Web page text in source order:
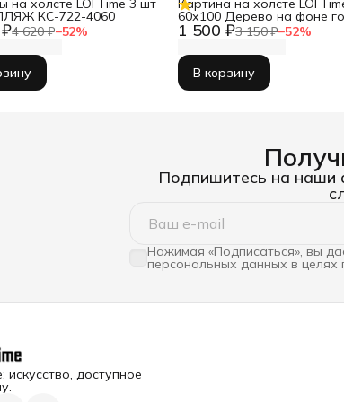
4 620 ₽−52%
на холсте LOFTime 3 шт
КС-722-4060
1 500 ₽3 150 ₽−52%
Картина на холсте
60х100 Дерево на фоне
КБ-1268-60100
В корзину
Подпишитесь на наши
Нажимая «Подписаться», вы
персональных данных в
искусство, доступное